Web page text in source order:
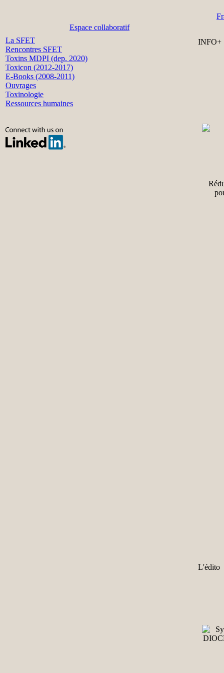
Espace collaboratif
La SFET
Rencontres SFET
Toxins MDPI (dep. 2020)
Toxicon (2012-2017)
E-Books (2008-2011)
Ouvrages
Toxinologie
Ressources humaines
INFO+
L'édito